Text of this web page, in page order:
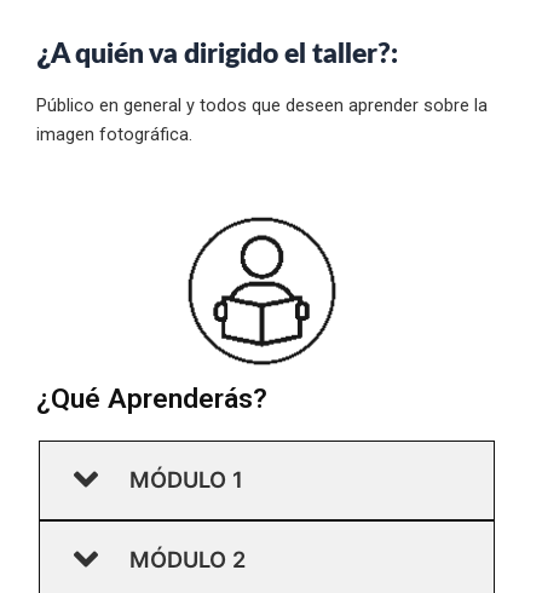
¿A quién va dirigido el taller?:
Público en general y todos que deseen aprender sobre la
imagen fotográfica.
¿Qué Aprenderás?
MÓDULO 1
MÓDULO 2